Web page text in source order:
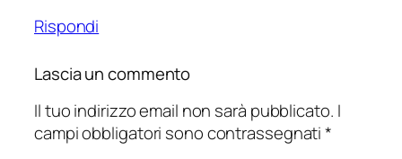
Rispondi
Lascia un commento
Il tuo indirizzo email non sarà pubblicato. I
campi obbligatori sono contrassegnati*